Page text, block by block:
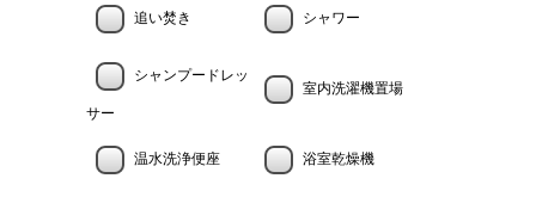
追い焚き シャワー
シャンプードレッ
サー
室内洗濯機置場
温水洗浄便座 浴室乾燥機